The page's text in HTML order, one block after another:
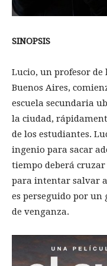
SINOPSIS
Lucio, un profesor de
Buenos Aires,
escuela secundaria
la ciudad,
de los estudiantes.
ingenio para sacar
tiempo deberá
para intentar salvar
es perseguido por un
de venganza.